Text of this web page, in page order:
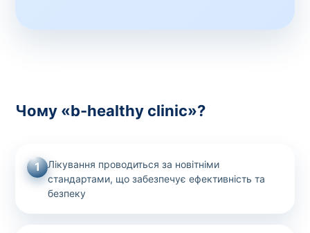
Чому «b-healthy clinic»?
1
Лікування проводиться за новітніми
стандартами, що забезпечує ефективність та
безпеку